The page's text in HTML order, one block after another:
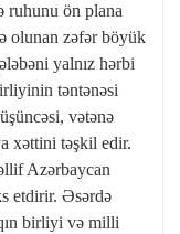
ruhunu ön plana
olunan zəfər böyük
yalnız hərbi
təntənəsi
vətənə
xəttini təşkil edir.
Azərbaycan
etdirir. Əsərdə
birliyi və milli